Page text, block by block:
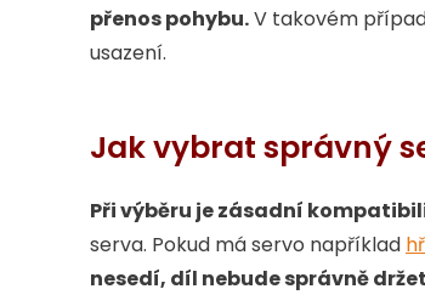
přenos pohybu.V takovém
usazení.
Jak vybrat správný
Při výběru je zásadní
serva. Pokud má servo například
nesedí, díl nebude správně